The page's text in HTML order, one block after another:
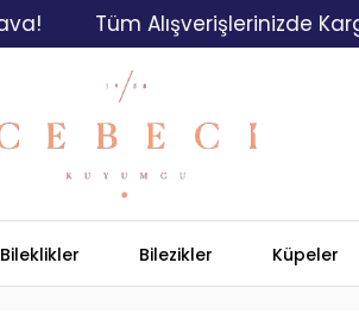
Tüm Alışverişlerinizde Kargo
Bileklikler Bilezikler Küpeler